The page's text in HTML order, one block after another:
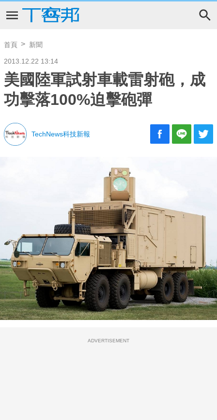
首頁 新聞
2013.12.22 13:14
美國陸軍試射車載雷射砲，成
功擊落100%迫擊砲彈
TechNews科技新報
ADVERTISEMENT